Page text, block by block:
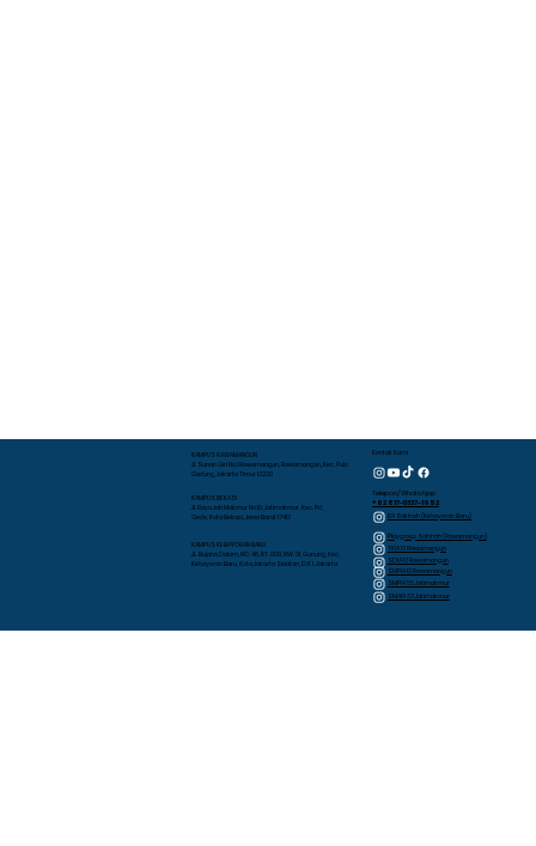
KAMPUS RAWAMANGUN
Jl. Sunan Giri No.1 Rawamangun, Rawamangun, Kec. Pulo
Gadung, Jakarta Timur 13220
KAMPUS BEKASI
Jl. Raya Jati Makmur No.10, Jatimakmur, Kec. Pd.
Gede, Kota Bekasi, Jawa Barat 17413
KAMPUS KEBAYORAN BARU
JL. Bujana Dalam, NO. 48, RT. 009, RW. 01, Gunung, Kec.
Kebayoran Baru, Kota Jakarta Selatan, D.K.I. Jakarta
Kontak Kami
Telepon/WhatsApp
+62 817-0337-1952
RA Sakinah (Kebayoran Baru)
Playgroup Sakinah (Rawamangun)
TKIA 13 Rawamangun
SDIA 13 Rawamangun
SMPIA 12 Rawamangun
SMPIA 55 Jatimakmur
SMAIA 33 Jatimakmur